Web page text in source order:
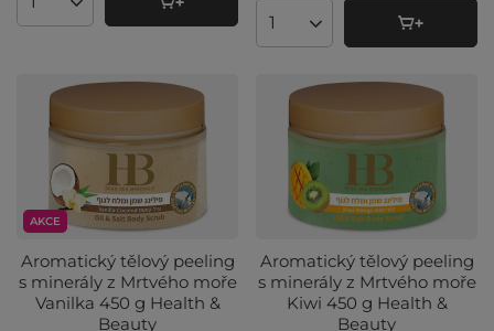
Množství produktů
Množství produktů
AKCE
Aromatický tělový peeling
s minerály z Mrtvého moře
Vanilka 450 g Health &
Beauty
Aromatický tělový peeling
s minerály z Mrtvého moře
Kiwi 450 g Health &
Beauty